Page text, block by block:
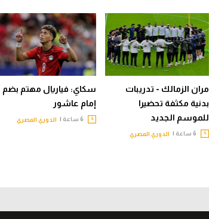
مران الزمالك - تدريبات
بدنية مكثفة تحضيرا
للموسم الجديد
الدوري المصري
سكاي: فياريال مهتم بضم
إمام عاشور
الدوري المصري